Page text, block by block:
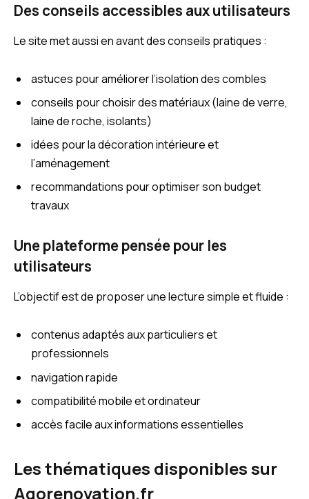
Des conseils accessibles aux utilisateurs
Le site met aussi en avant des conseils pratiques :
astuces pour améliorer l’isolation des combles
conseils pour choisir des matériaux (laine de verre,
laine de roche, isolants)
idées pour la décoration intérieure et
l’aménagement
recommandations pour optimiser son budget
travaux
Une plateforme pensée pour les
utilisateurs
L’objectif est de proposer une lecture simple et fluide :
contenus adaptés aux particuliers et
professionnels
navigation rapide
compatibilité mobile et ordinateur
accès facile aux informations essentielles
Les thématiques disponibles sur
Agorenovation.fr